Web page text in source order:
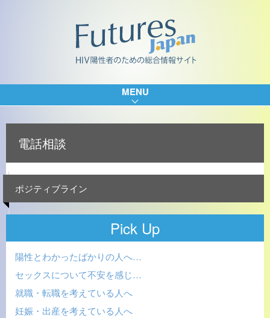
MENU
電話相談
ポジティブライン
Pick Up
陽性とわかったばかりの人へ…
セックスについて不安を感じ…
就職・転職を考えている人へ
妊娠・出産を考えている人へ